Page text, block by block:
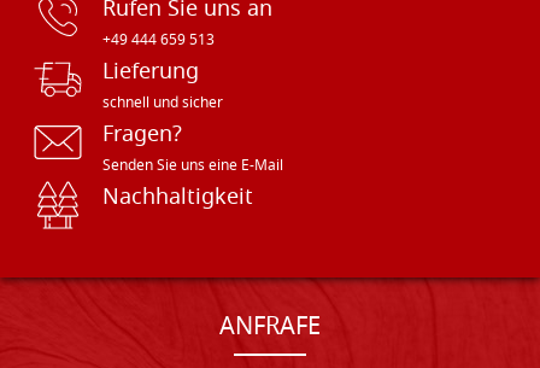
Rufen Sie uns an
+49 444 659 513
Lieferung
schnell und sicher
Fragen?
Senden Sie uns eine E-Mail
Nachhaltigkeit
ANFRAFE